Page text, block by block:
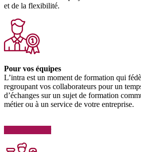
et de la flexibilité.
Pour vos équipes
L’intra est un moment de formation qui
regroupant vos collaborateurs pour un
d’échanges sur un sujet de formation
métier ou à un service de votre entreprise.